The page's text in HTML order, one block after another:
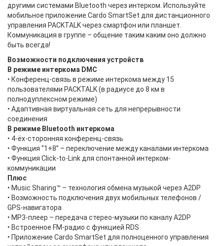
другими системами Bluetooth через интерком. Используйте
мобильное приложение Cardo SmartSet для дистанционного
управления PACKTALK через смартфон или планшет.
Коммуникация в группе – общение таким каким оно должно
быть всегда!
Возможности подключения устройств
В режиме интеркома DMC
• Конференц-связь в режиме интеркома между 15
пользователями PACKTALK (в радиусе до 8 км в
полнодуплексном режиме)
• Адаптивная виртуальная сеть для непрерывности
соединения
В режиме Bluetooth интеркома
• 4-ёх-сторонняя конференц-связь
• Функция “1+8” – переключение между каналами интеркома
• Функция Click-to-Link для спонтанной интерком-
коммуникации
Плюс
• Music Sharing™ – технология обмена музыкой через A2DP
• Возможность подключения двух мобильных телефонов /
GPS-навигатора
• MP3-плеер – передача стерео-музыки по каналу A2DP
• Встроенное FM-радио с функцией RDS
• Приложение Cardo SmartSet для полноценного управления